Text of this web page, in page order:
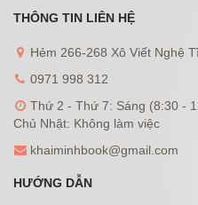
THÔNG TIN LIÊN HỆ
Hẻm 266-268 Xô Viết Nghệ
0971 998 312
Thứ 2 - Thứ 7: Sáng (8:30 -
Chủ Nhật: Không làm việc
khaiminhbook@gmail.com
HƯỚNG DẪN